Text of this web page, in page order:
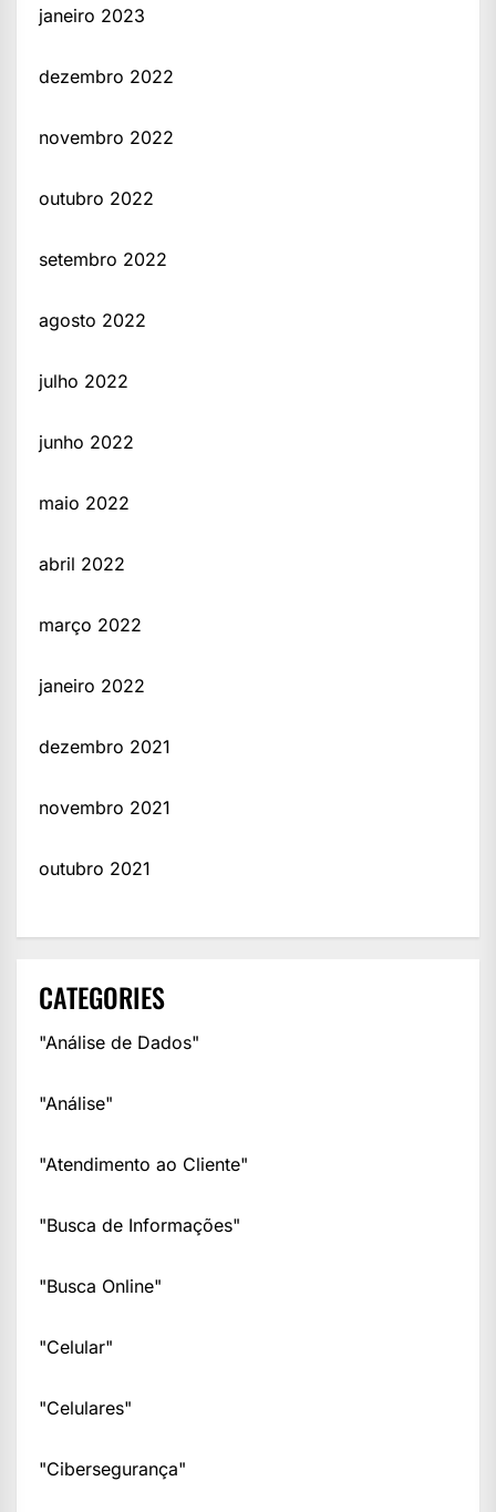
janeiro 2023
dezembro 2022
novembro 2022
outubro 2022
setembro 2022
agosto 2022
julho 2022
junho 2022
maio 2022
abril 2022
março 2022
janeiro 2022
dezembro 2021
novembro 2021
outubro 2021
CATEGORIES
"Análise de Dados"
"Análise"
"Atendimento ao Cliente"
"Busca de Informações"
"Busca Online"
"Celular"
"Celulares"
"Cibersegurança"